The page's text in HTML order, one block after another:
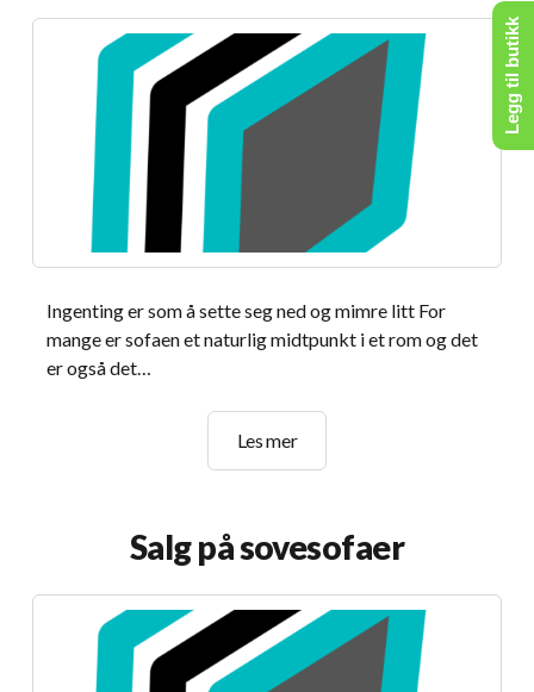
Ingenting er som å sette seg ned og mimre litt For
mange er sofaen et naturlig midtpunkt i et rom og det
er også det…
Les merFå
med
vårt
brun
sofa
Salg på sovesofaer
Legg til butikk